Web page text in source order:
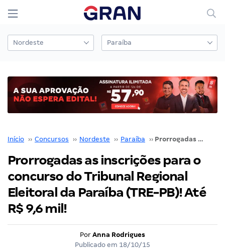
Início ›› Concursos ›› Nordeste ›› Paraíba ›› Prorrogadas as inscrições para o concurso do Tribunal Regional Eleitoral da Paraíba (TRE-PB)! Até R$ 9,6 mil!
Prorrogadas as inscrições para o
concurso do Tribunal Regional
Eleitoral da Paraíba (TRE-PB)! Até
R$ 9,6 mil!
Por Anna Rodrigues
Publicado em 18/10/15